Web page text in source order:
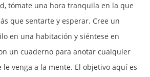
tómate una hora tranquila en la que
que sentarte y esperar. Cree un
en una habitación y siéntese en
un cuaderno para anotar cualquier
venga a la mente. El objetivo aquí es